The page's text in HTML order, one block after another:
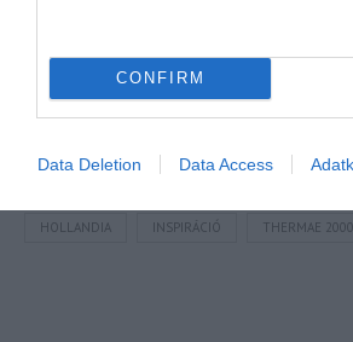
CONFIRM
Data Deletion Data Access
HOLLANDIA INSPIRÁCIÓ THERMAE 2000